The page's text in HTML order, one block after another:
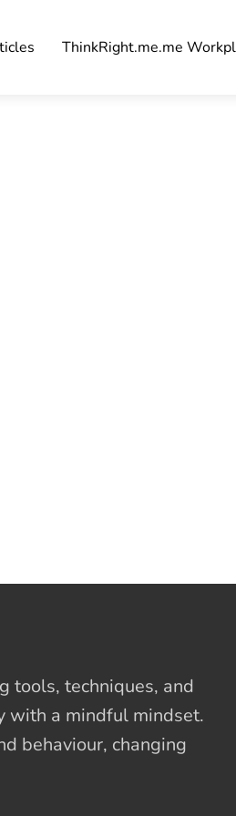
ThinkRight.me.me
tools, techniques, and
with a mindful mindset.
behaviour, changing